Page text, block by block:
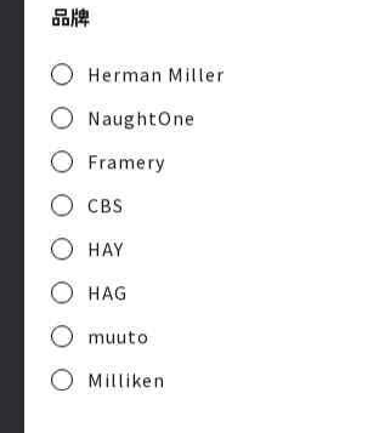
品牌
Herman Miller
NaughtOne
Framery
CBS
HAY
HAG
muuto
Milliken
辦公新知
聯絡我們
人才招募
Privacy Policy